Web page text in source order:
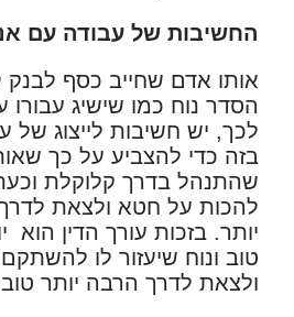
החשיבות של עבודה עם
אותו אדם שחייב כסף לבנק
הסדר נוח כמו שישיג עבורו
לכך, יש חשיבות לייצוג של
בזה כדי להצביע על כך שאותו
שהתנהל בדרך קלוקלת וכעת
להכות על חטא ולצאת לדרך
יותר. בזכות עורך הדין הוא
טוב ונוח שיעזור לו להשתקם
ולצאת לדרך הרבה יותר